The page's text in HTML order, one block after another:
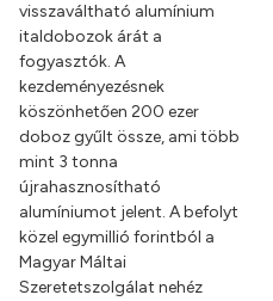
visszaváltható alumínium
italdobozok árát a
fogyasztók. A
kezdeményezésnek
köszönhetően 200 ezer
doboz gyűlt össze, ami több
mint 3 tonna
újrahasznosítható
alumíniumot jelent. A befolyt
közel egymillió forintból a
Magyar Máltai
Szeretetszolgálat nehéz